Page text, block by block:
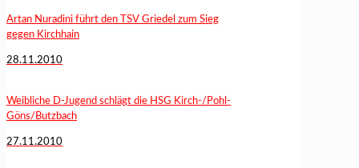
Artan Nuradini führt den TSV Griedel zum Sieg
gegen Kirchhain
28.11.2010
Weibliche D-Jugend schlägt die HSG Kirch-/Pohl-
Göns/Butzbach
27.11.2010